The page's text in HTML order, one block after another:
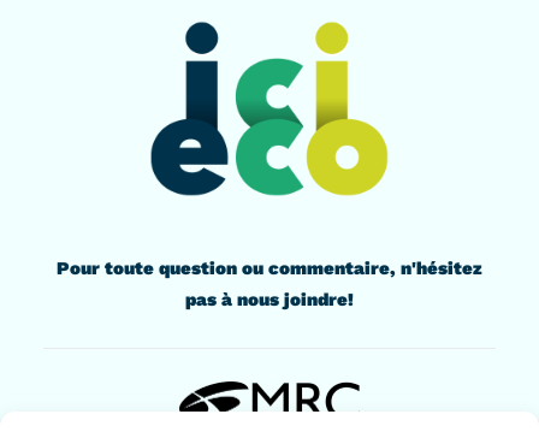
Pour toute question ou commentaire, n'hésitez
pas à nous joindre!